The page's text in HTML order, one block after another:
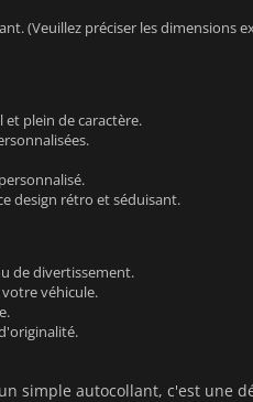
(Veuillez préciser les dimensions
plein de caractère.
design rétro et séduisant.
de divertissement.
véhicule.
simple autocollant, c'est une